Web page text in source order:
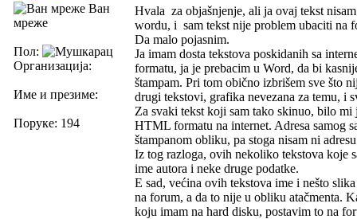
Ван
мреже
Пол:
Организација:
Име и презиме:
Поруке: 194
Hvala za objašnjenje, ali ja ovaj tekst
wordu, i sam tekst nije problem ubaciti na
Da malo pojasnim.
Ja imam dosta tekstova poskidanih sa
formatu, ja je prebacim u Word, da bi
štampam. Pri tom obično izbrišem sve što
drugi tekstovi, grafika nevezana za temu, i
Za svaki tekst koji sam tako skinuo, bilo
HTML formatu na internet. Adresa samog
štampanom obliku, pa stoga nisam ni
Iz tog razloga, ovih nekoliko tekstova koje
ime autora i neke druge podatke.
E sad, većina ovih tekstova ime i nešto
na forum, a da to nije u obliku atačmenta.
koju imam na hard disku, postavim to na